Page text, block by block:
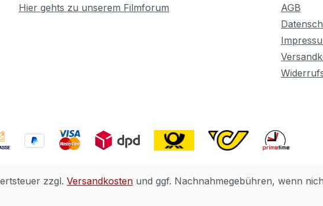
Hier gehts zu unserem Filmforum
AGB
zzgl. Versandkosten und ggf. Nachnahmegebühren, wenn